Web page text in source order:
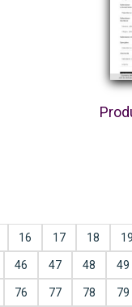
16 17 18 19
46 47 48 49
76 77 78 79